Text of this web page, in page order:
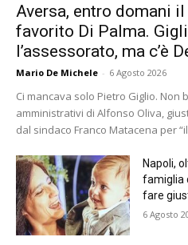
Aversa, entro domani
favorito Di Palma.
l’assessorato, ma c’è
Mario De Michele - 6 Agosto 2026
Ci mancava solo Pietro Giglio.
amministrativi di Alfonso Oliva,
dal sindaco Franco Matacena per
Napoli,
famiglia
fare
6 Agosto